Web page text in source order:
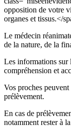
opposition de votre
organes et tissus.</
Le médecin
de la nature, de la
Les informations sur
compréhension et
Vos proches
prélèvement.
En cas de
notamment rester à